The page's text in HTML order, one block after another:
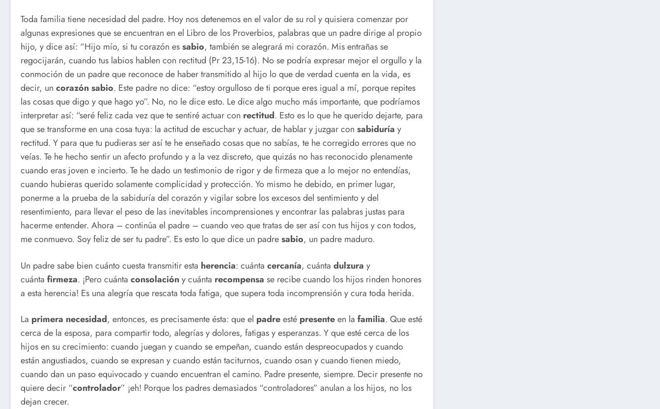
Toda familia tiene necesidad del padre. Hoy nos detenemos en el valor de su rol y quisiera comenzar por
algunas expresiones que se encuentran en el Libro de los Proverbios, palabras que un padre dirige al propio
hijo, y dice así: “Hijo mío, si tu corazón essabio, también se alegrará mi corazón. Mis entrañas se
regocijarán, cuando tus labios hablen con rectitud (Pr 23,15-16). No se podría expresar mejor el orgullo y la
conmoción de un padre que reconoce de haber transmitido al hijo lo que de verdad cuenta en la vida, es
decir, un corazón sabio. Este padre no dice: “estoy orgulloso de ti porque eres igual a mí, porque repites
las cosas que digo y que hago yo”. No, no le dice esto. Le dice algo mucho más importante, que podríamos
interpretar así: “seré feliz cada vez que te sentiré actuar con rectitud. Esto es lo que he querido dejarte, para
que se transforme en una cosa tuya: la actitud de escuchar y actuar, de hablar y juzgar con sabiduría y
rectitud. Y para que tu pudieras ser así te he enseñado cosas que no sabías, te he corregido errores que no
veías. Te he hecho sentir un afecto profundo y a la vez discreto, que quizás no has reconocido plenamente
cuando eras joven e incierto. Te he dado un testimonio de rigor y de firmeza que a lo mejor no entendías,
cuando hubieras querido solamente complicidad y protección. Yo mismo he debido, en primer lugar,
ponerme a la prueba de la sabiduría del corazón y vigilar sobre los excesos del sentimiento y del
resentimiento, para llevar el peso de las inevitables incomprensiones y encontrar las palabras justas para
hacerme entender. Ahora – continúa el padre – cuando veo que tratas de ser así con tus hijos y con todos,
me conmuevo. Soy feliz de ser tu padre”. Es esto lo que dice un padresabio, un padre maduro.
Un padre sabe bien cuánto cuesta transmitir esta herencia: cuánta cercanía, cuánta dulzura y
cuánta firmeza. ¡Pero cuánta consolacióny cuánta recompensa se recibe cuando los hijos rinden honores
a esta herencia! Es una alegría que rescata toda fatiga, que supera toda incomprensión y cura toda herida.
La primera necesidad, entonces, es precisamente ésta: que el padreesté presenteen la familia. Que esté
cerca de la esposa, para compartir todo, alegrías y dolores, fatigas y esperanzas. Y que esté cerca de los
hijos en su crecimiento: cuando juegan y cuando se empeñan, cuando están despreocupados y cuando
están angustiados, cuando se expresan y cuando están taciturnos, cuando osan y cuando tienen miedo,
cuando dan un paso equivocado y cuando encuentran el camino. Padre presente, siempre. Decir presente no
quiere decir “controlador” ¡eh! Porque los padres demasiados “controladores” anulan a los hijos, no los
dejan crecer.